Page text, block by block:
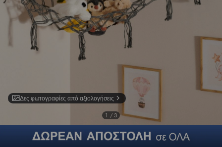
Δες φωτογραφίες από αξιολογήσεις
1 / 3